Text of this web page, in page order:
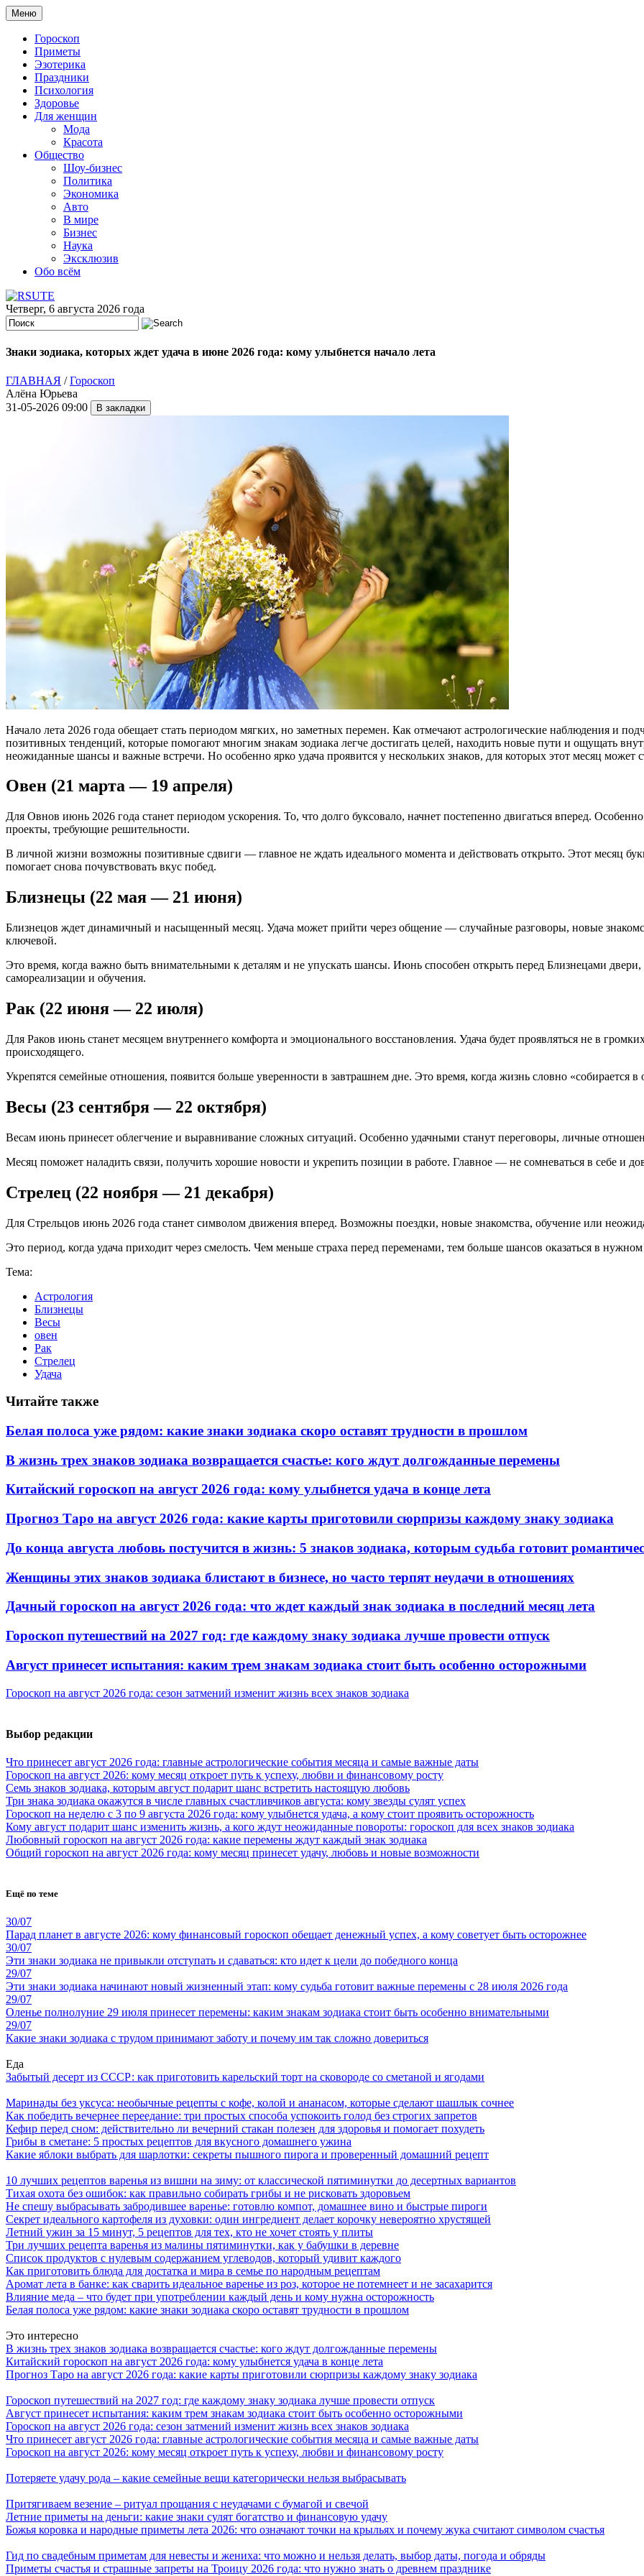
Меню
Гороскоп
Приметы
Эзотерика
Праздники
Психология
Здоровье
Для женщин
Мода
Красота
Общество
Шоу-бизнес
Политика
Экономика
Авто
В мире
Бизнес
Наука
Эксклюзив
Обо всём
Четверг, 6 августа 2026 года
Знаки зодиака, которых ждет удача в июне 2026 года: кому улыбнется начало лета
ГЛАВНАЯ /Гороскоп
Алёна Юрьева
31-05-2026 09:00
Начало лета 2026 года обещает стать периодом мягких, но заметных перемен. Как отмечают астрологические наблюдения и
позитивных тенденций, которые помогают многим знакам зодиака легче достигать целей, находить новые пути и ощущать
неожиданные шансы и важные встречи. Но особенно ярко удача проявится у нескольких знаков, для которых этот месяц может
Овен (21 марта — 19 апреля)
Для Овнов июнь 2026 года станет периодом ускорения. То, что долго буксовало, начнет постепенно двигаться вперед.
проекты, требующие решительности.
В личной жизни возможны позитивные сдвиги — главное не ждать идеального момента и действовать открыто. Этот месяц
помогает снова почувствовать вкус побед.
Близнецы (22 мая — 21 июня)
Близнецов ждет динамичный и насыщенный месяц. Удача может прийти через общение — случайные разговоры, новые
ключевой.
Это время, когда важно быть внимательными к деталям и не упускать шансы. Июнь способен открыть перед Близнецами
самореализации и обучения.
Рак (22 июня — 22 июля)
Для Раков июнь станет месяцем внутреннего комфорта и эмоционального восстановления. Удача будет проявляться не в
происходящего.
Укрепятся семейные отношения, появится больше уверенности в завтрашнем дне. Это время, когда жизнь словно «собирается в
Весы (23 сентября — 22 октября)
Весам июнь принесет облегчение и выравнивание сложных ситуаций. Особенно удачными станут переговоры, личные
Месяц поможет наладить связи, получить хорошие новости и укрепить позиции в работе. Главное — не сомневаться в себе и
Стрелец (22 ноября — 21 декабря)
Для Стрельцов июнь 2026 года станет символом движения вперед. Возможны поездки, новые знакомства, обучение или
Это период, когда удача приходит через смелость. Чем меньше страха перед переменами, тем больше шансов оказаться в
Тема:
Астрология
Близнецы
Весы
овен
Рак
Стрелец
Удача
Читайте также
Белая полоса уже рядом: какие знаки зодиака скоро оставят трудности в прошлом
В жизнь трех знаков зодиака возвращается счастье: кого ждут долгожданные перемены
Китайский гороскоп на август 2026 года: кому улыбнется удача в конце лета
Прогноз Таро на август 2026 года: какие карты приготовили сюрпризы каждому знаку зодиака
До конца августа любовь постучится в жизнь: 5 знаков зодиака, которым судьба готовит
Женщины этих знаков зодиака блистают в бизнесе, но часто терпят неудачи в отношениях
Дачный гороскоп на август 2026 года: что ждет каждый знак зодиака в последний месяц лета
Гороскоп путешествий на 2027 год: где каждому знаку зодиака лучше провести отпуск
Август принесет испытания: каким трем знакам зодиака стоит быть особенно осторожными
Гороскоп на август 2026 года: сезон затмений изменит жизнь всех знаков зодиака
Выбор редакции
Что принесет август 2026 года: главные астрологические события месяца и самые важные даты
Гороскоп на август 2026: кому месяц откроет путь к успеху, любви и финансовому росту
Семь знаков зодиака, которым август подарит шанс встретить настоящую любовь
Три знака зодиака окажутся в числе главных счастливчиков августа: кому звезды сулят успех
Гороскоп на неделю с 3 по 9 августа 2026 года: кому улыбнется удача, а кому стоит проявить осторожность
Кому август подарит шанс изменить жизнь, а кого ждут неожиданные повороты: гороскоп для всех знаков зодиака
Любовный гороскоп на август 2026 года: какие перемены ждут каждый знак зодиака
Общий гороскоп на август 2026 года: кому месяц принесет удачу, любовь и новые возможности
Ещё по теме
30/07
Парад планет в августе 2026: кому финансовый гороскоп обещает денежный успех, а кому советует быть осторожнее
30/07
Эти знаки зодиака не привыкли отступать и сдаваться: кто идет к цели до победного конца
29/07
Эти знаки зодиака начинают новый жизненный этап: кому судьба готовит важные перемены с 28 июля 2026 года
29/07
Оленье полнолуние 29 июля принесет перемены: каким знакам зодиака стоит быть особенно внимательными
29/07
Какие знаки зодиака с трудом принимают заботу и почему им так сложно довериться
Еда
Забытый десерт из СССР: как приготовить карельский торт на сковороде со сметаной и ягодами
Маринады без уксуса: необычные рецепты с кофе, колой и ананасом, которые сделают шашлык сочнее
Как победить вечернее переедание: три простых способа успокоить голод без строгих запретов
Кефир перед сном: действительно ли вечерний стакан полезен для здоровья и помогает похудеть
Грибы в сметане: 5 простых рецептов для вкусного домашнего ужина
Какие яблоки выбрать для шарлотки: секреты пышного пирога и проверенный домашний рецепт
10 лучших рецептов варенья из вишни на зиму: от классической пятиминутки до десертных вариантов
Тихая охота без ошибок: как правильно собирать грибы и не рисковать здоровьем
Не спешу выбрасывать забродившее варенье: готовлю компот, домашнее вино и быстрые пироги
Секрет идеального картофеля из духовки: один ингредиент делает корочку невероятно хрустящей
Летний ужин за 15 минут, 5 рецептов для тех, кто не хочет стоять у плиты
Три лучших рецепта варенья из малины пятиминутки, как у бабушки в деревне
Список продуктов с нулевым содержанием углеводов, который удивит каждого
Как приготовить блюда для достатка и мира в семье по народным рецептам
Аромат лета в банке: как сварить идеальное варенье из роз, которое не потемнеет и не засахарится
Влияние меда – что будет при употреблении каждый день и кому нужна осторожность
Белая полоса уже рядом: какие знаки зодиака скоро оставят трудности в прошлом
Это интересно
В жизнь трех знаков зодиака возвращается счастье: кого ждут долгожданные перемены
Китайский гороскоп на август 2026 года: кому улыбнется удача в конце лета
Прогноз Таро на август 2026 года: какие карты приготовили сюрпризы каждому знаку зодиака
Гороскоп путешествий на 2027 год: где каждому знаку зодиака лучше провести отпуск
Август принесет испытания: каким трем знакам зодиака стоит быть особенно осторожными
Гороскоп на август 2026 года: сезон затмений изменит жизнь всех знаков зодиака
Что принесет август 2026 года: главные астрологические события месяца и самые важные даты
Гороскоп на август 2026: кому месяц откроет путь к успеху, любви и финансовому росту
Потеряете удачу рода – какие семейные вещи категорически нельзя выбрасывать
Притягиваем везение – ритуал прощания с неудачами с бумагой и свечой
Летние приметы на деньги: какие знаки сулят богатство и финансовую удачу
Божья коровка и народные приметы лета 2026: что означают точки на крыльях и почему жука считают символом счастья
Гид по свадебным приметам для невесты и жениха: что можно и нельзя делать, выбор даты, погода и обряды
Приметы счастья и страшные запреты на Троицу 2026 года: что нужно знать о древнем празднике